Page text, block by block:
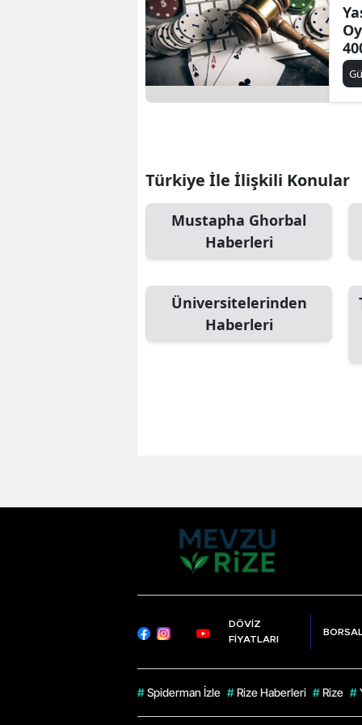
Türkiye İle İlişkili Konular
Mustapha Ghorbal
Haberleri
Üniversitelerinden
Haberleri
DÖVİZ
FİYATLARI
# Spiderman İzle # Rize Haberleri # Rize #